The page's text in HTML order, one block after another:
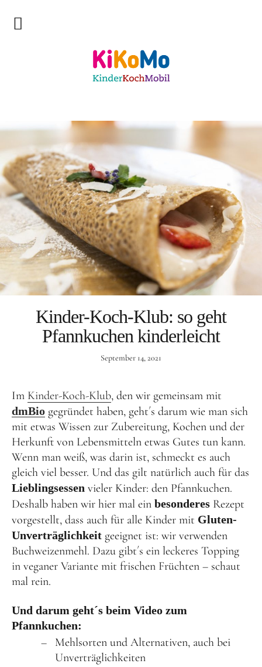
Kinderkochmobil KiKoMo Karlsruhe
Start
Mein Team
Daher komme ich
Meine Freunde
Saisonal – Regional – Bio
Wir sind “in-Form”
Anerkannt als “BNE”-Akteur
Mein erstes Jahr
Aktuelles
Tipps für Kids
Rezepte
Für Schulen
Projektwoche Planetary Health Diet
Frühlingsküche & Sprachschätze
Winterzauber
Projekttag im KiKoMo
Projekt „Iss dich klug“
Kräuterwanderung und Outdoorkochen
Für KiTas
Frühlingsküche & Sprachschätze – Mit allen Sinnen
lernen
Offene Angebote
Werde Klimabotschafter:in
Outdoor Koch-Geburtstag
Kinder-Koch-Klub: so geht
Pfannkuchen kinderleicht
September 14, 2021
Im Kinder-Koch-Klub, den wir gemeinsam mit
dmBio gegründet haben, geht´s darum wie man sich
mit etwas Wissen zur Zubereitung, Kochen und der
Herkunft von Lebensmitteln etwas Gutes tun kann.
Wenn man weiß, was darin ist, schmeckt es auch
gleich viel besser. Und das gilt natürlich auch für das
Lieblingsessen vieler Kinder: den Pfannkuchen.
Deshalb haben wir hier mal ein besonderes Rezept
vorgestellt, dass auch für alle Kinder mit Gluten-
Unverträglichkeit geeignet ist: wir verwenden
Buchweizenmehl. Dazu gibt´s ein leckeres Topping
in veganer Variante mit frischen Früchten – schaut
mal rein.
Und darum geht´s beim Video zum
Pfannkuchen:
Mehlsorten und Alternativen, auch bei
Unverträglichkeiten